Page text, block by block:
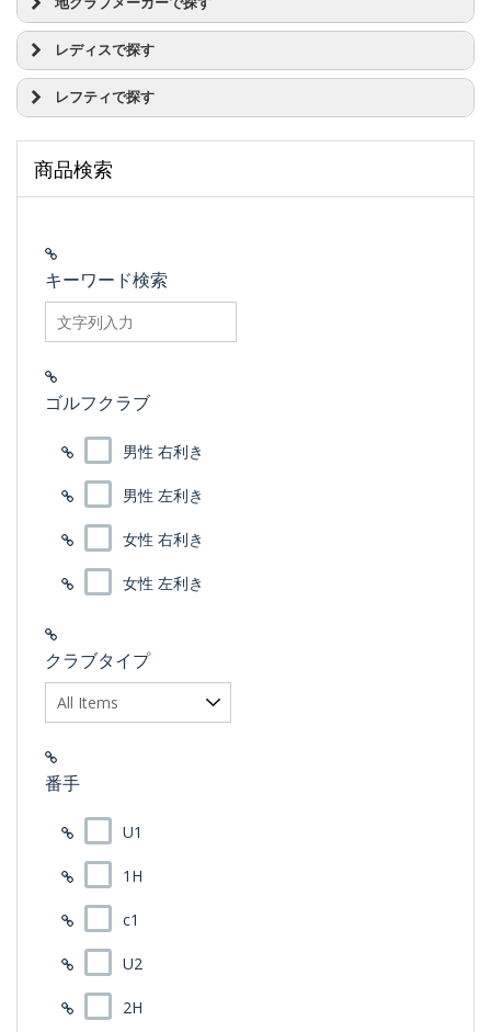
ホンマ Be ZEAL(ビジール)
マルマン マジェスティ
ミズノ JPX
ミズノ MP
ヤマハ インプレス
ミズノ [9]
ヤマハ [3]
ヤマハ RMX(リミックス)
リンクス リンクス マジックマリガン(Magic Mulligan
)
ブリヂストン [1]
オデッセイ STROKE LAB(ストロークラボ)
オデッセイ TANK(タンク)
オデッセイ TOULON(トゥーロン)
オデッセイ Toe Up(トゥ アップ)
オデッセイ VERSA(ヴァーサ)
オデッセイ WORKS(ワークス)
オデッセイ ブラックシリーズ
オデッセイ ホワイト アイス
オデッセイ トライホット
オデッセイ 2-Ball
タイトリスト スコッティ・キャメロン
テーラーメイド GHOST
テーラーメイド TP コレクション
テーラーメイド ロッサ
プロギア シルバーブレード
ピン CADENCE(ケーデンス)
ピン SIGMA
ピン VAULT
ピン スコッツデール
ピン アンサー
ピン ZING
A DESIGN GOLF
ABROAD(アブロード)
AFD
AXIS GOLF(アクシスゴルフ)
BIRTH(バース)
BUDDY
FREIHEIT(フライハイト)
FUSO DREAM(フソードリーム)
Golden Ratio(ゴールデンレシオ)
Jean-Baptiste(ジャンバティスト)
KRONOS(クロノス)
MIRAI(ミライ)
Piretti(ピレッティ)
PORTWIKK(ポートウィック)
RAZZLE DAZZLE(ラズルダズル)
REVE(レーブ)
RJベティナルディ
RODDIO(ロッディオ)
TRPX(トリプルX)
Zodia
アキラ
イオンスポーツ
ウィットラム･ゴルフ
エポンゴルフ(EPON)
カムイ
グランディスタ
グランプリ
クレイジー
レディスで探す
ドライバー
フェアウェイウッド
ウェッジ
パター
レフティで探す
ユーティリティー
アイアンセット
商品検索
キーワード検索
searchfilter_pro
ゴルフクラブ
男性 右利き
男性 左利き
女性 右利き
女性 左利き
クラブタイプ
番手
U1
1H
c1
U2
2H